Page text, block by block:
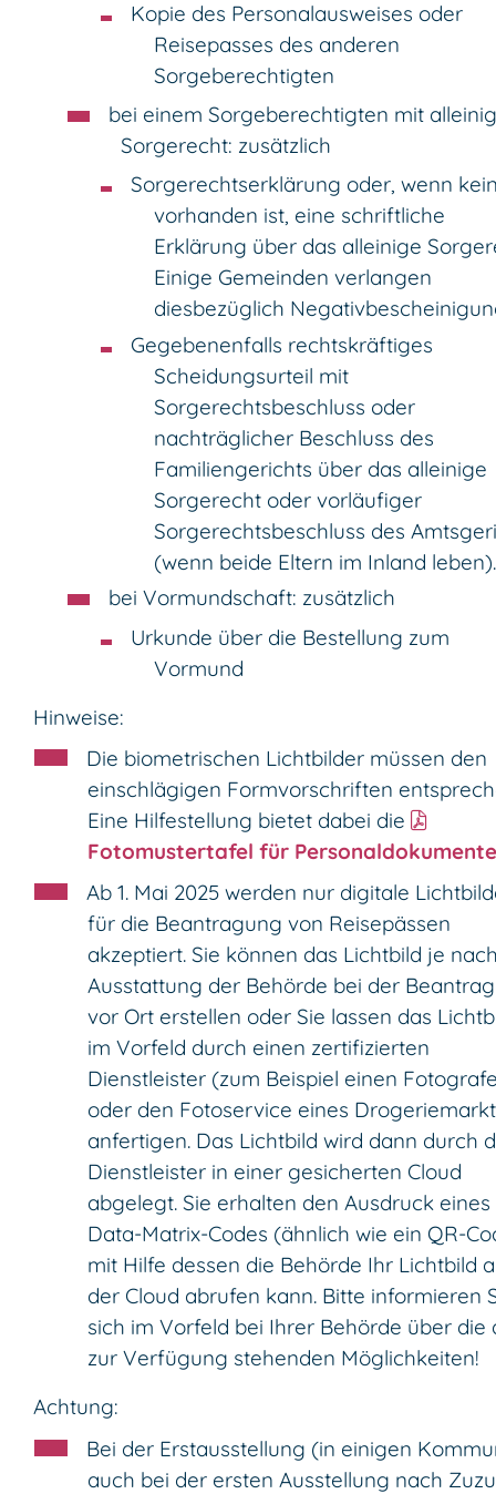
Kopie des Personalausweises oder
Reisepasses des anderen
Sorgeberechtigten
bei einem Sorgeberechtigten mit
Sorgerecht: zusätzlich
Sorgerechtserklärung oder, wenn
vorhanden ist, eine schriftliche
Erklärung über das alleinige
Einige Gemeinden verlangen
diesbezüglich
Gegebenenfalls rechtskräftiges
Scheidungsurteil mit
Sorgerechtsbeschluss oder
nachträglicher Beschluss des
Familiengerichts über das alleinige
Sorgerecht oder vorläufiger
Sorgerechtsbeschluss des
(wenn beide Eltern im Inland leben).
bei Vormundschaft: zusätzlich
Urkunde über die Bestellung zum
Vormund
Hinweise:
Die biometrischen Lichtbilder müssen den
einschlägigen Formvorschriften
Eine Hilfestellung bietet dabei die
Fotomustertafel für Personaldokumente
Ab 1. Mai 2025 werden nur digitale
für die Beantragung von Reisepässen
akzeptiert. Sie können das Lichtbild je
Ausstattung der Behörde bei der
vor Ort erstellen oder Sie lassen das
im Vorfeld durch einen zertifizierten
Dienstleister (zum Beispiel einen
oder den Fotoservice eines
anfertigen. Das Lichtbild wird dann durch
Dienstleister in einer gesicherten Cloud
abgelegt. Sie erhalten den Ausdruck eines
Data-Matrix-Codes (ähnlich wie ein QR-
mit Hilfe dessen die Behörde Ihr Lichtbild
der Cloud abrufen kann. Bitte informieren
sich im Vorfeld bei Ihrer Behörde über die
zur Verfügung stehenden Möglichkeiten!
Achtung:
Bei der Erstausstellung (in einigen
auch bei der ersten Ausstellung nach